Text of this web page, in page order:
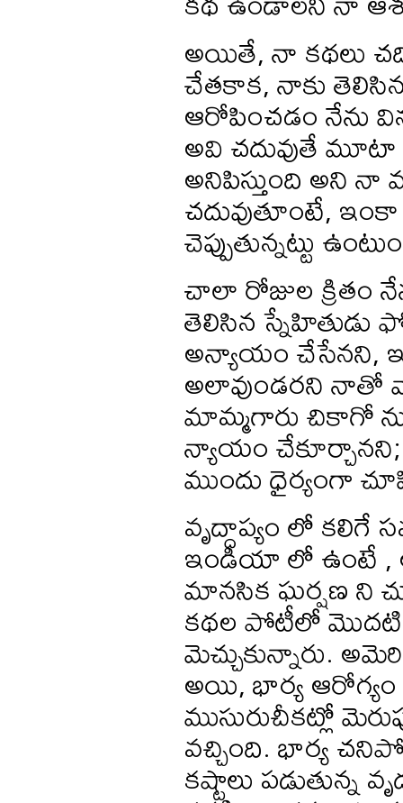
అయితే, నా కథలు
చేతకాక, నాకు తెలిసిన
ఆరోపించడం
అవి చదువుతే
అనిపిస్తుంది అని నా
చదువుతూంటే,
చెప్పుతున్నట్టు
చాలా రోజుల క్రితం
తెలిసిన స్నేహితుడు
అన్యాయం చేసేనని,
అలావుండరని నాతో
మామ్మగారు చికాగో
న్యాయం చేకూర్చానని;
ముందు ధైర్యంగా
వృద్దాప్యం లో కలిగే
ఇండియా లో ఉంటే ,
మానసిక ఘర్షణ ని
కథల పోటీలో మొదటి
మెచ్చుకున్నారు.
అయి, భార్య ఆరోగ్యం
ముసురుచీకట్లో
వచ్చింది. భార్య
కష్టాలు పడుతున్న